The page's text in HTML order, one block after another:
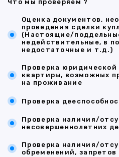
Что мы проверяем ?
Оценка документов,
проведения сделки
(Настоящие/
недействительные, в
недостаточные и т.д.)
Проверка
квартиры, возможных
на проживание
Проверка
Проверка наличия/
несовершеннолетних
Проверка наличия/
обременений, запретов